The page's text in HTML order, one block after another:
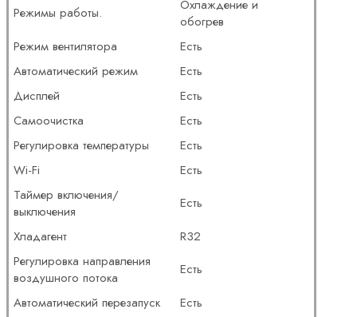
Режимы работы.
Охлаждение и
обогрев
Режим вентилятора
Есть
Автоматический режим
Есть
Дисплей
Есть
Самоочистка
Есть
Регулировка температуры
Есть
Wi-Fi
Есть
Таймер включения/
выключения
Есть
Хладагент
R32
Регулировка направления
воздушного потока
Есть
Автоматический перезапуск
Есть